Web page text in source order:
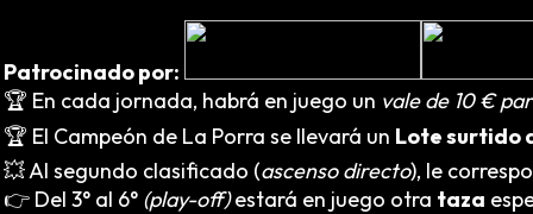
Patrocinado por:
🏆 En cada jornada, habrá en juego un vale de 10 €
🏆 El Campeón de La Porra se llevará un Lote surtido
💥 Al segundo clasificado (ascenso directo), le
👉 Del 3° al 6° (play-off)estará en juego otra taza